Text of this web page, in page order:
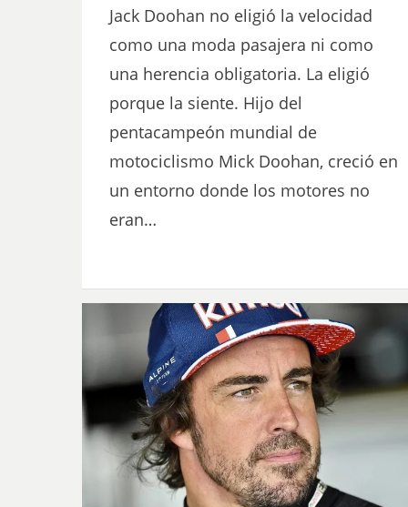
Jack Doohan no eligió la velocidad
como una moda pasajera ni como
una herencia obligatoria. La eligió
porque la siente. Hijo del
pentacampeón mundial de
motociclismo Mick Doohan, creció en
un entorno donde los motores no
eran…